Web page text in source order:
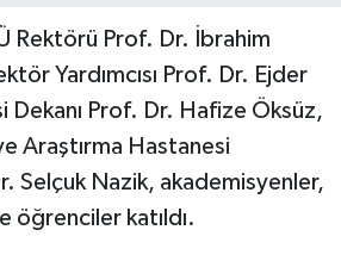
Rektörü Prof. Dr. İbrahim
Yardımcısı Prof. Dr. Ejder
Dekanı Prof. Dr. Hafize Öksüz,
Araştırma Hastanesi
Selçuk Nazik, akademisyenler,
öğrenciler katıldı.